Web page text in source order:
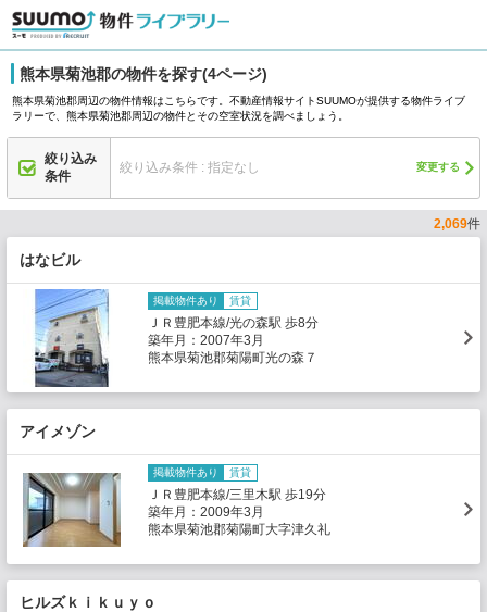
熊本県菊池郡の物件を探す(4ページ)
熊本県菊池郡周辺の物件情報はこちらです。不動産情報サイトSUUMOが提供する物件ライブ
ラリーで、熊本県菊池郡周辺の物件とその空室状況を調べましょう。
絞り込み
条件
絞り込み条件 : 指定なし 変更する
2,069件
はなビル
掲載物件あり 賃貸
ＪＲ豊肥本線/光の森駅 歩8分
築年月：2007年3月
熊本県菊池郡菊陽町光の森７
アイメゾン
掲載物件あり 賃貸
ＪＲ豊肥本線/三里木駅 歩19分
築年月：2009年3月
熊本県菊池郡菊陽町大字津久礼
ヒルズｋｉｋｕｙｏ